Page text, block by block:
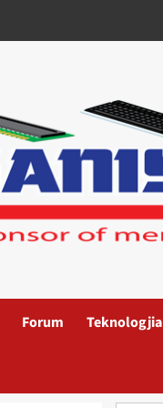
Forum Teknologjia